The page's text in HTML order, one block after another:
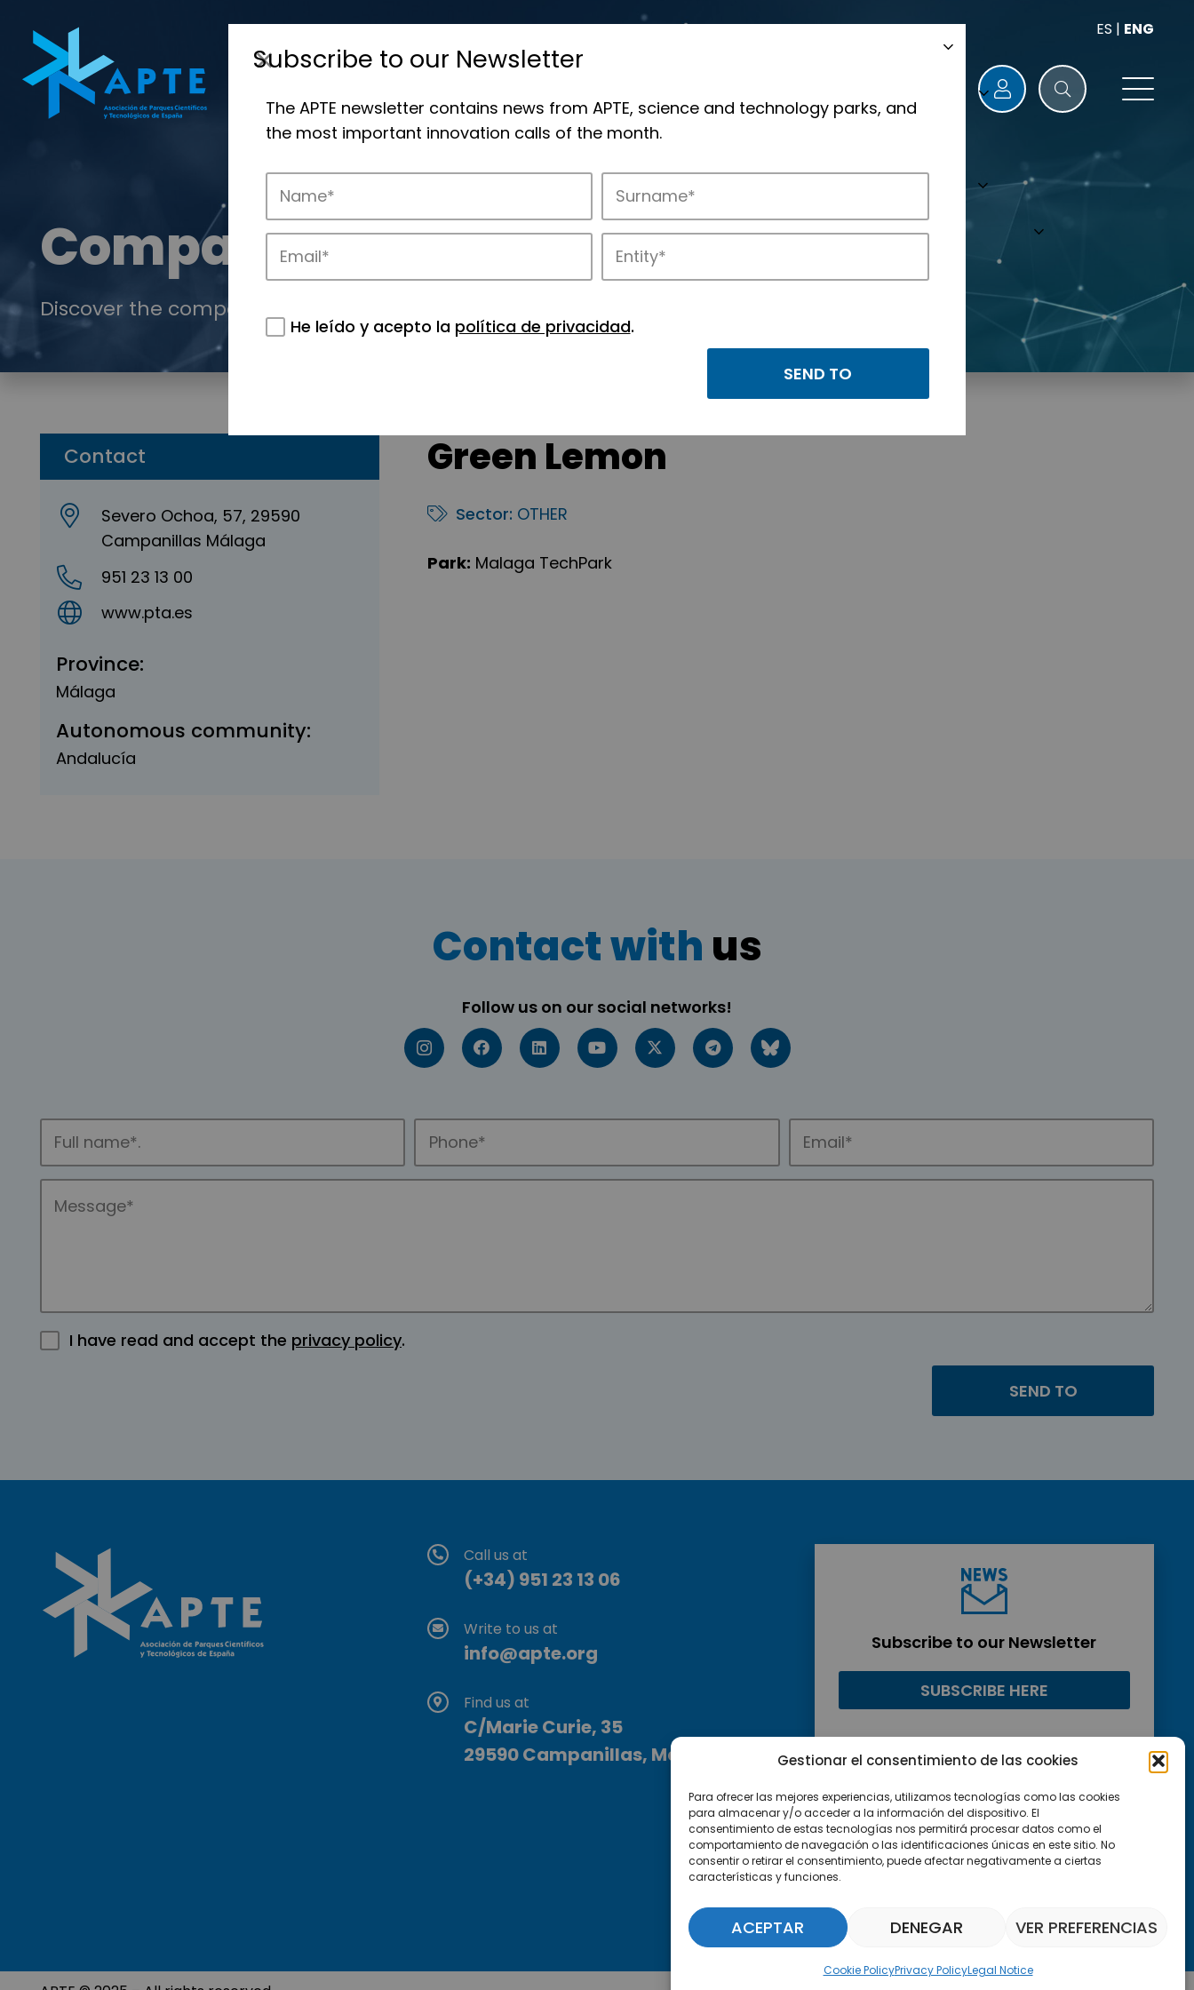
Gestionar el consentimiento de las cookies
Para ofrecer las mejores experiencias, utilizamos tecnologías como las cookies
para almacenar y/o acceder a la información del dispositivo. El
consentimiento de estas tecnologías nos permitirá procesar datos como el
comportamiento de navegación o las identificaciones únicas en este sitio. No
consentir o retirar el consentimiento, puede afectar negativamente a ciertas
características y funciones.
ACEPTAR DENEGAR VER PREFERENCIAS
Cookie PolicyPrivacy PolicyLegal Notice
ES | ENG
Companies
Discover the companies that drive innovation in APTE’s parks.
Contact
Severo Ochoa, 57, 29590
Campanillas Málaga
951 23 13 00
www.pta.es
Province:
Málaga
Autonomous community:
Andalucía
Green Lemon
Sector: OTHER
Park: Malaga TechPark
Contact with us
Follow us on our social networks!
I have read and accept the privacy policy.
Call us at
(+34) 951 23 13 06
Write to us at
info@apte.org
Find us at
C/Marie Curie, 35
29590 Campanillas, Málaga
Subscribe to our Newsletter
SUBSCRIBE HERE
Subscribe to our Newsletter
The APTE newsletter contains news from APTE, science and technology parks, and
the most important innovation calls of the month.
He leído y acepto la política de privacidad.